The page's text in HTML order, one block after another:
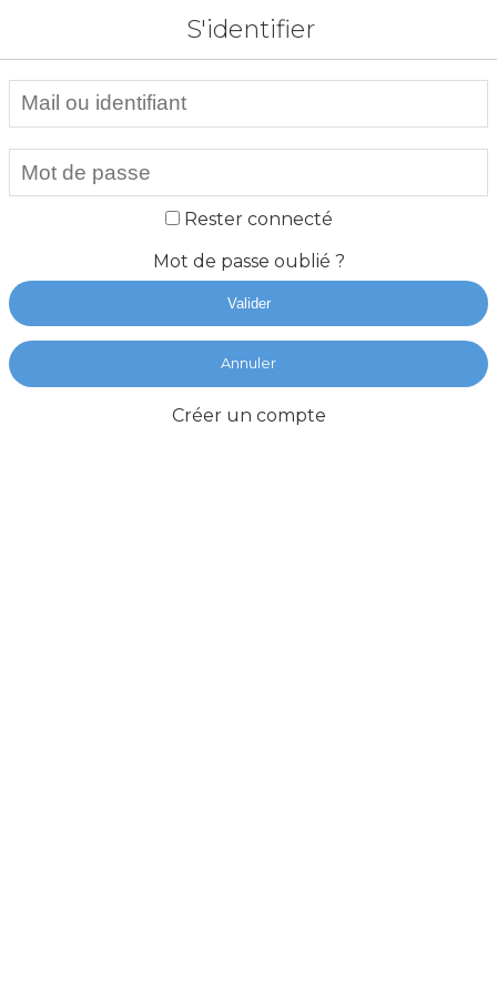
S'identifier
Rester connecté
Mot de passe oublié ?
Valider
Annuler
Créer un compte